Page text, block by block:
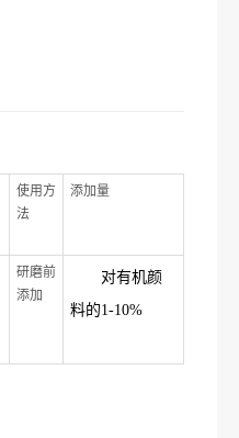
使用方
法
添加量
研磨前
添加
对有机颜
料的1-10%